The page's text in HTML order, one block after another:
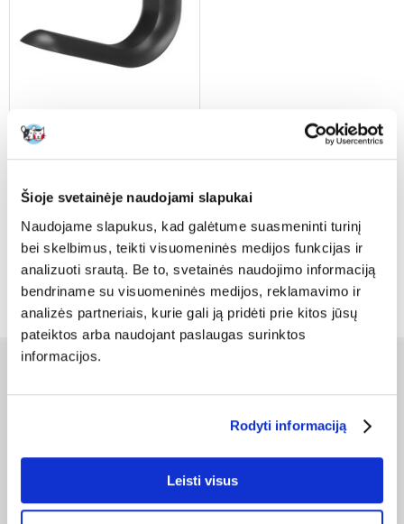
Šioje svetainėje naudojami slapukai
Naudojame slapukus, kad galėtume suasmeninti turinį
bei skelbimus, teikti visuomeninės medijos funkcijas ir
analizuoti srautą. Be to, svetainės naudojimo informaciją
bendriname su visuomeninės medijos, reklamavimo ir
analizės partneriais, kurie gali ją pridėti prie kitos jūsų
pateiktos arba naudojant paslaugas surinktos
informacijos.
Rodyti informaciją
Leisti visus
GARDENA "TapFix" žarnos
€24.02
ĮDĖTI Į KREPŠELĮ
Užsakymų įvykdymo laikas
Registracija el. parduotuvėje